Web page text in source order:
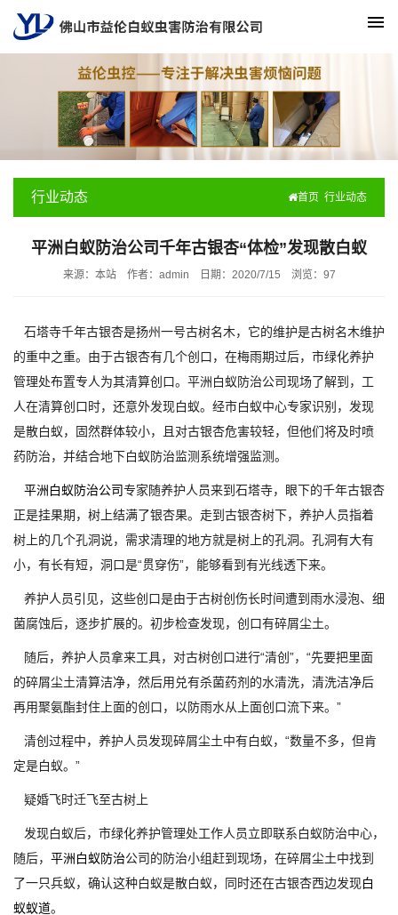
行业动态 首页 行业动态
平洲白蚁防治公司千年古银杏“体检”发现散白蚁
来源：本站 作者：admin 日期：2020/7/15 浏览： 97
石塔寺千年古银杏是扬州一号古树名木，它的维护是古树名木维护
的重中之重。由于古银杏有几个创口，在梅雨期过后，市绿化养护
管理处布置专人为其清算创口。平洲白蚁防治公司现场了解到，工
人在清算创口时，还意外发现白蚁。经市白蚁中心专家识别，发现
是散白蚁，固然群体较小，且对古银杏危害较轻，但他们将及时喷
药防治，并结合地下白蚁防治监测系统增强监测。
平洲白蚁防治公司专家随养护人员来到石塔寺，眼下的千年古银杏
正是挂果期，树上结满了银杏果。走到古银杏树下，养护人员指着
树上的几个孔洞说，需求清理的地方就是树上的孔洞。孔洞有大有
小，有长有短，洞口是“贯穿伤”，能够看到有光线透下来。
养护人员引见，这些创口是由于古树创伤长时间遭到雨水浸泡、细
菌腐蚀后，逐步扩展的。初步检查发现，创口有碎屑尘土。
随后，养护人员拿来工具，对古树创口进行“清创”，“先要把里面
的碎屑尘土清算洁净，然后用兑有杀菌药剂的水清洗，清洗洁净后
再用聚氨酯封住上面的创口，以防雨水从上面创口流下来。”
清创过程中，养护人员发现碎屑尘土中有白蚁，“数量不多，但肯
定是白蚁。”
疑婚飞时迁飞至古树上
发现白蚁后，市绿化养护管理处工作人员立即联系白蚁防治中心，
随后， 平洲白蚁防治公司的防治小组赶到现场，在碎屑尘土中找到
了一只兵蚁，确认这种白蚁是散白蚁，同时还在古银杏西边发现白
蚁蚁道。